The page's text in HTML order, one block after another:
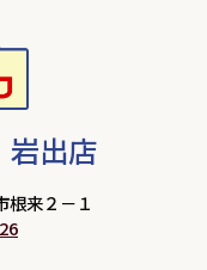
出店
来２－１